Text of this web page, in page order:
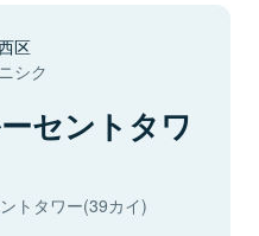
区
シク
セントタワ
トタワー(39カイ)